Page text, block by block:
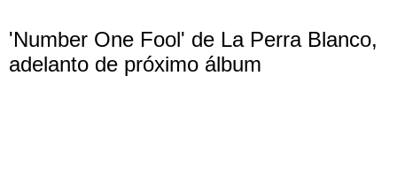
'Number One Fool' de La Perra Blanco,
adelanto de próximo álbum